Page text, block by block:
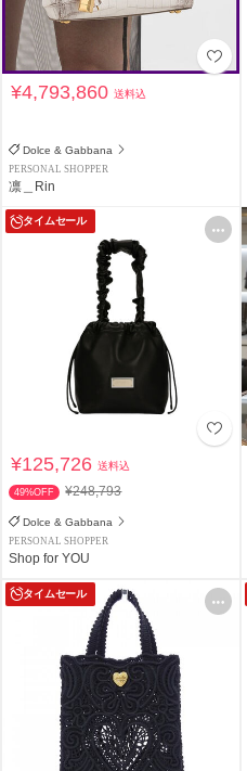
¥4,793,860送料込
Dolce & Gabbana
PERSONAL SHOPPER
凛＿Rin
タイムセール
¥125,726送料込
49%OFF ¥248,793
Dolce & Gabbana
PERSONAL SHOPPER
Shop for YOU
タイムセール